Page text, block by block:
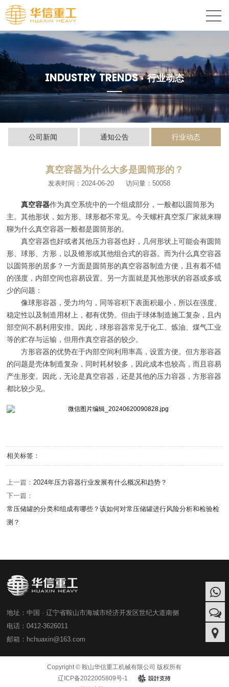
INDUSTRY TRENDS ·行业动态
公司新闻 通知公告 行业动态
真空容器为什么大多是圆筒形的？
发表时间：2024-06-20 访问量：50058
真空容器作为真空系统中的一个组成部分，一般都以圆筒形为
主。其他形状，如方形、球形都不常见。今天螺杆真空泵厂家就来聊
聊为什么真空容器一般都是圆筒形的。
真空容器也好或者其他压力容器也好，几何形状上可能会有圆筒
形、球形、方形，以及锥形或其他组合式的容器。而为什么真空容器
以圆筒形的居多？一方面是圆筒形的真空容器制造方便，且有着不错
的强度，内部空间也容易设置。另一方面就是其他形状的容器或多或
少的问题：
像球形容器，受力均匀，同等容积下表面积最小，所以在强度、
稳定性以及制造用材上，都有优势。但由于球体制造施工复杂，且内
部空间不易利用安排。因此，球形容器常见于化工、炼油、煤气工业
等的贮存与运输，但用作真空容器的较少。
方形容器的优势在于内部空间利用率高，设置方便。但方形容器
的问题是壳体制造复杂，同时耗材较多，因此成本也较高，而且容易
产生形变。因此，无论是真空容器，还是其他的压力容器，方形容器
都比较少见。
相关标签：
上一篇：2024年压力容器行业发展有什么概况和趋势？
下一篇：
常压储罐的分类和组成有哪些？该如何对常压储罐进行风险分析和检验检
测？
地址：中国 · 辽宁省鞍山市海城市经济开发区世纪大道南侧
电话：0412-3626011
邮箱：hchuaxin@163.com
Copyright © 鞍山华信重工机械有限公司 版权所有
辽ICP备2022005809号-1
design